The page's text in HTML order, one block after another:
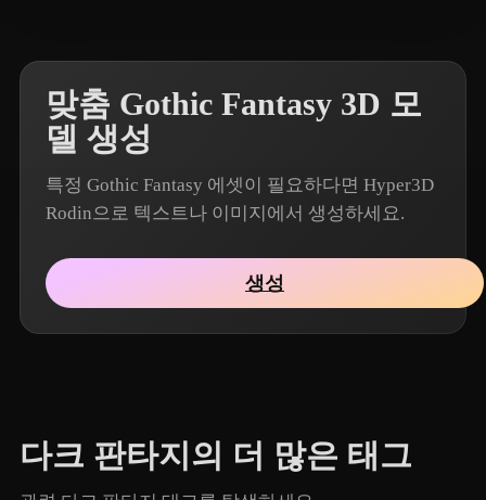
맞춤 Gothic Fantasy 3D 모
델 생성
특정 Gothic Fantasy 에셋이 필요하다면 Hyper3D
Rodin으로 텍스트나 이미지에서 생성하세요.
생성
다크 판타지의 더 많은 태그